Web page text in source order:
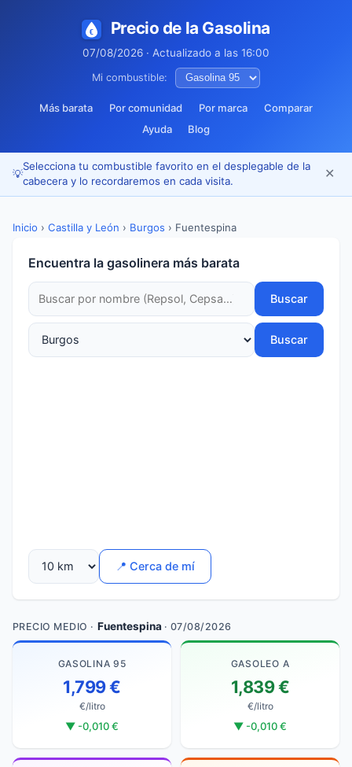
Precio de la Gasolina
07/08/2026 · Actualizado a las 16:00
Mi combustible:
Más barata Por comunidad Por marca
Comparar
Ayuda
Blog
💡
Selecciona tu combustible favorito en el desplegable de la
cabecera y lo recordaremos en cada visita.
✕
Inicio › Castilla y León › Burgos › Fuentespina
Encuentra la gasolinera más barata
Buscar
Buscar
📍 Cerca de mí
PRECIO MEDIO · Fuentespina · 07/08/2026
GASOLINA 95
1,799 €
€/litro
▼ -0,010 €
GASOLEO A
1,839 €
€/litro
▼ -0,010 €